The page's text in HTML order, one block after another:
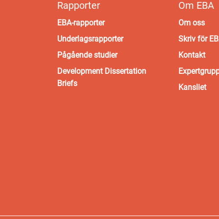
Rapporter
EBA-rapporter
Underlagsrapporter
Pågående studier
Development Dissertation
Briefs
Om EBA
Om oss
Skriv för
Kontakt
Kansliet